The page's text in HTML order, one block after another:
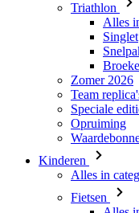
Triathlon
Alles
Singlet
Zomer 2026
Team
Speciale
Opruiming
Kinderen
Alles in
Fietsen